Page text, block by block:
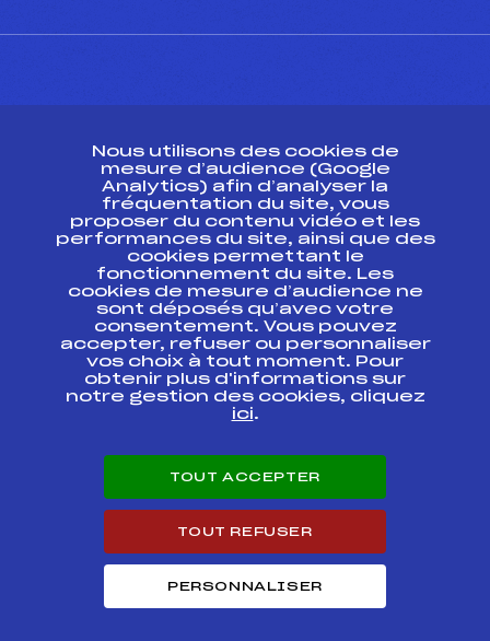
Ressources
Pass’Neige
Projet sportif fédéral
Projet de performance fédéral
Antidopage
Pôle Développement, Formation, Suivi
Scientifique
Listes ministérielles
Pôle vie de l’athlète
Enseignement professionnel
Carrières
Nous utilisons des cookies de
mesure d’audience (Google
Analytics) afin d’analyser la
fréquentation du site, vous
proposer du contenu vidéo et les
performances du site, ainsi que des
cookies permettant le
fonctionnement du site. Les
cookies de mesure d’audience ne
sont déposés qu’avec votre
consentement. Vous pouvez
accepter, refuser ou personnaliser
vos choix à tout moment. Pour
obtenir plus d'informations sur
notre gestion des cookies, cliquez
ici.
TOUT ACCEPTER
TOUT REFUSER
PERSONNALISER